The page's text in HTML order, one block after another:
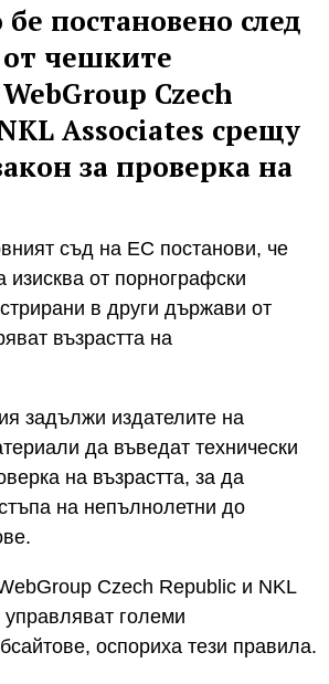
постановено след
чешките
Czech
Associates срещу
за проверка на
съд на ЕС постанови, че
от порнографски
в други държави от
възрастта на
задължи издателите на
да въведат технически
на възрастта, за да
на непълнолетни до
Czech Republic и NKL
големи
оспориха тези правила.